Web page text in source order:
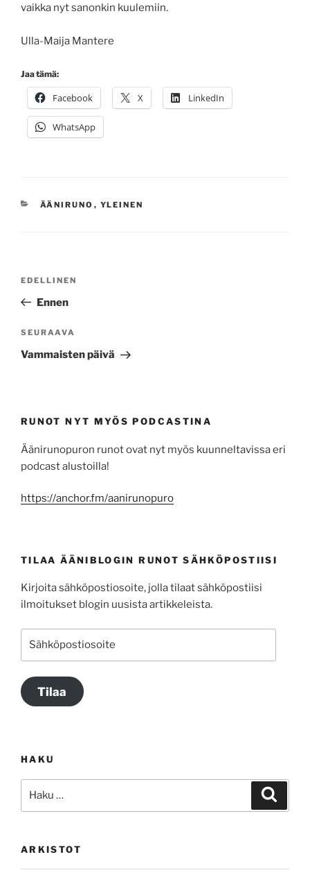
vaikka nyt sanonkin kuulemiin.
Ulla-Maija Mantere
Jaa tämä:
Facebook X LinkedIn
WhatsApp
KATEGORIAT
ÄÄNIRUNO , YLEINEN
Edellinen
artikkeli
EDELLINEN
Ennen
Seuraava
artikkeli
SEURAAVA
Vammaisten päivä
RUNOT NYT MYÖS PODCASTINA
Äänirunopuron runot ovat nyt myös kuunneltavissa eri
podcast alustoilla!
https://anchor.fm/aanirunopuro
TILAA ÄÄNIBLOGIN RUNOT SÄHKÖPOSTIISI
Kirjoita sähköpostiosoite, jolla tilaat sähköpostiisi
ilmoitukset blogin uusista artikkeleista.
Tilaa
HAKU
ARKISTOT